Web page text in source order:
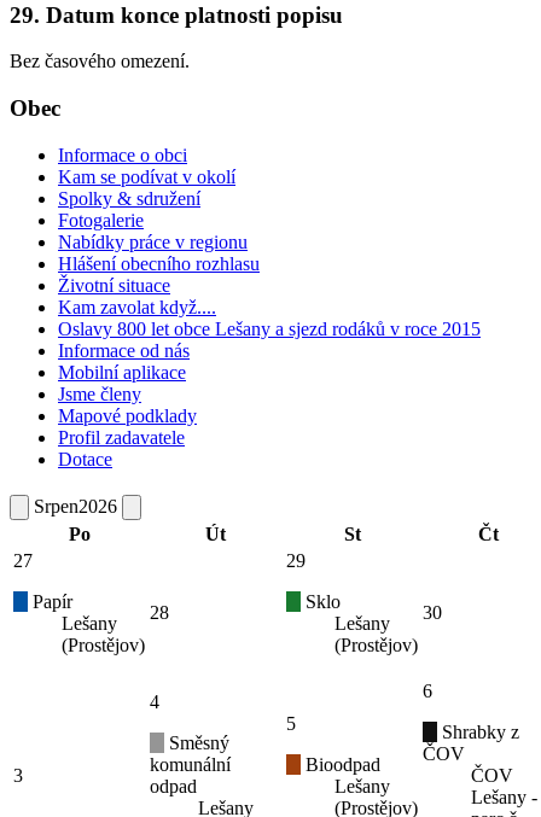
29. Datum konce platnosti popisu
Bez časového omezení.
Obec
Informace o obci
Kam se podívat v okolí
Spolky & sdružení
Fotogalerie
Nabídky práce v regionu
Hlášení obecního rozhlasu
Životní situace
Kam zavolat když....
Oslavy 800 let obce Lešany a sjezd rodáků v roce 2015
Informace od nás
Mobilní aplikace
Jsme členy
Mapové podklady
Profil zadavatele
Dotace
Srpen2026
Po
Út St
Čt
27
Papír
Lešany
(Prostějov)
28
29
Sklo
Lešany
(Prostějov)
30
3
4
Směsný
komunální
odpad
Lešany
5
Bioodpad
Lešany
(Prostějov)
6
Shrabky z
ČOV
ČOV
Lešany -